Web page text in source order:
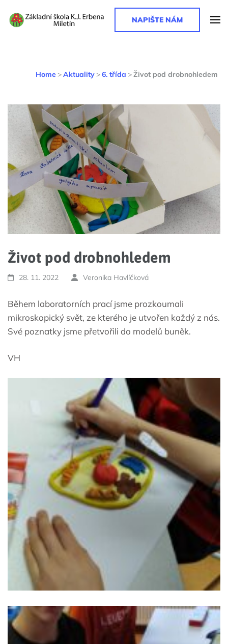
Základní škola K. J. Erbena
NAPIŠTE NÁM
Home >Aktuality >6. třída >Život pod drobnohledem
Život pod drobnohledem
28. 11. 2022 Veronika Havlíčková
Během laboratorních prací jsme prozkoumali
mikroskopický svět, ze kterého je utvořen každý z nás.
Své poznatky jsme přetvořili do modelů buněk.
VH